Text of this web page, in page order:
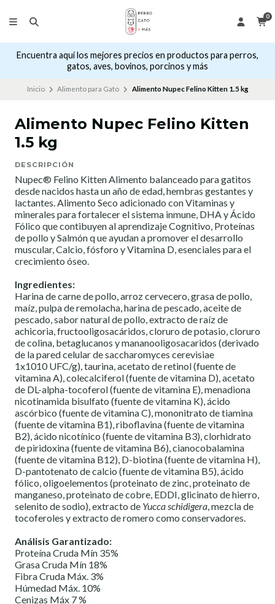
0
Encuentra aquí los mejores precios en productos para perros,
gatos, aves, bovinos, porcinos y más
Inicio Alimento para Gato Alimento Nupec Felino Kitten 1.5 kg
Alimento Nupec Felino Kitten
1.5 kg
DESCRIPCIÓN
Nupec® Felino Kitten Alimento balanceado para gatitos
desde nacidos hasta un año de edad, hembras gestantes y
lactantes. Alimento Seco adicionado con Vitaminas y
minerales para fortalecer el sistema inmune, DHA y Ácido
Fólico que contibuyen al aprendizaje Cognitivo, Proteínas
de pollo y Salmón q ue ayudan a promover el desarrollo
muscular, Calcio, fósforo y Vitamina D, esenciales para el
crecimiento óseo.
Ingredientes:
Harina de carne de pollo, arroz cervecero, grasa de pollo,
maíz, pulpa de remolacha, harina de pescado, aceite de
pescado, sabor natural de pollo, extracto de raíz de
achicoria, fructooligosacáridos, cloruro de potasio, cloruro
de colina, betaglucanos y mananooligosacaridos (derivado
de la pared celular de saccharomyces cerevisiae
1x1010 UFC/g), taurina, acetato de retinol (fuente de
vitamina A), colecalciferol (fuente de vitamina D), acetato
de DL-alpha-tocoferol (fuente de vitamina E), menadiona
nicotinamida bisulfato (fuente de vitamina K), ácido
ascórbico (fuente de vitamina C), mononitrato de tiamina
(fuente de vitamina B1), riboflavina (fuente de vitamina
B2), ácido nicotínico (fuente de vitamina B3), clorhidrato
de piridoxina (fuente de vitamina B6), cianocobalamina
(fuente de vitamina B12), D-biotina (fuente de vitamina H),
D-pantotenato de calcio (fuente de vitamina B5), ácido
fólico, oligoelementos (proteinato de zinc, proteinato de
manganeso, proteinato de cobre, EDDI, glicinato de hierro,
selenito de sodio), extracto de Yucca schidigera, mezcla de
tocoferoles y extracto de romero como conservadores.
Análisis Garantizado:
Proteína Cruda Mín 35%
Grasa Cruda Mín 18%
Fibra Cruda Máx. 3%
Húmedad Máx. 10%
Cenizas Máx 7 %